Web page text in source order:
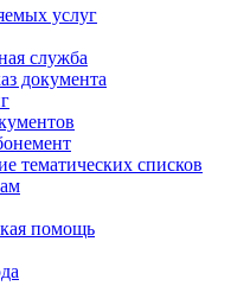
услуг
служба
документа
тематических списков
помощь